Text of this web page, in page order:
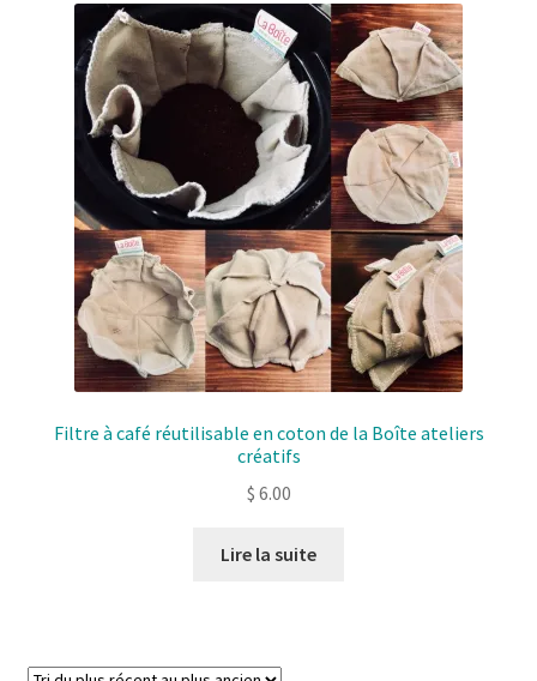
Filtre à café réutilisable en coton de la Boîte ateliers
créatifs
$ 6.00
Lire la suite